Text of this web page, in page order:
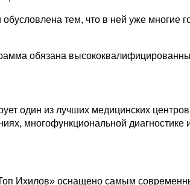
обусловлена тем, что в ней уже
обязана
один из лучших медицинских
многофункциональной диагностике
Ихилов» оснащено самым